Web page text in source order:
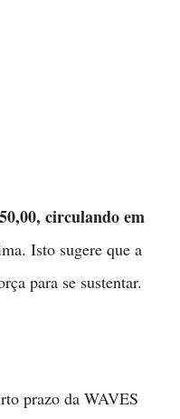
circulando em
Isto sugere que a
para se sustentar.
prazo da WAVES